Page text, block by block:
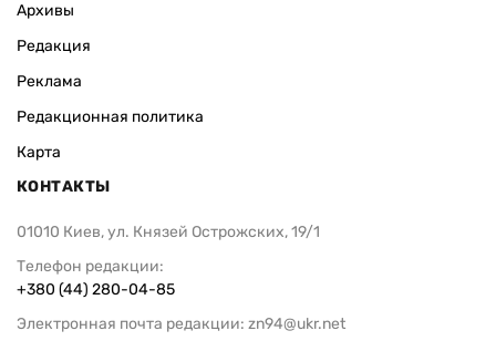
Архивы
Редакция
Реклама
Редакционная политика
Карта
КОНТАКТЫ
01010 Киев, ул. Князей Острожских, 19/1
Телефон редакции:
+380 (44) 280-04-85
Электронная почта редакции: zn94@ukr.net